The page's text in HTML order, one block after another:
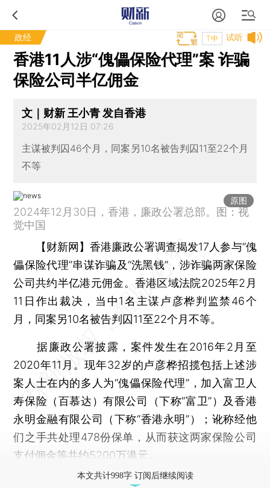
政经 试听
T中
香港11人涉“傀儡保险代理”案 诈骗
保险公司半亿佣金
文｜财新 王小青 发自香港
2025年02月12日 07:26
主谋被判囚46个月，同案另10名被告判囚11至22个月
不等
原图
2024年12月30日，香港，廉政公署总部。图：视
觉中国
【财新网】 香港廉政公署调查揭发17人参与“傀
儡保险代理”串谋诈骗及“洗黑钱”，涉诈骗两家保险
公司共约半亿港元佣金。香港区域法院2025年2月
11日作出裁决，当中1名主谋卢彦桦判监禁46个
月，同案另10名被告判囚11至22个月不等。
据廉政公署披露，案件发生在2016年2月至
2020年11月。现年32岁的卢彦桦招揽包括上述涉
案人士在内的多人为“傀儡保险代理”，加入富卫人
寿保险（百慕达）有限公司（下称“富卫”）及香港
永明金融有限公司（下称“香港永明”）；讹称经他
们之手共处理478份保单，从而获这两家保险公司
支付佣金等共约5200万港元。
本文共计998字 订阅后继续阅读